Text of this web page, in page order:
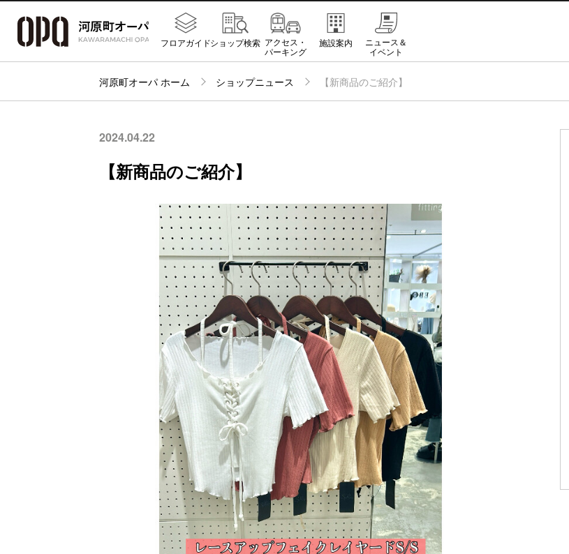
フロアガイドショップ検索 アクセス・
パーキング
施設案内
ニュース＆
イベント
河原町オーパ ホーム ショップニュース 【新商品のご紹介】
2024.04.22
【新商品のご紹介】